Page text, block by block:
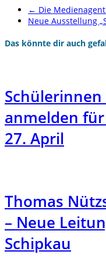
← Die
Neue Ausstellung
Das könnte dir auch
Schülerinnen
anmelden
27. April
Thomas
– Neue
Schipkau